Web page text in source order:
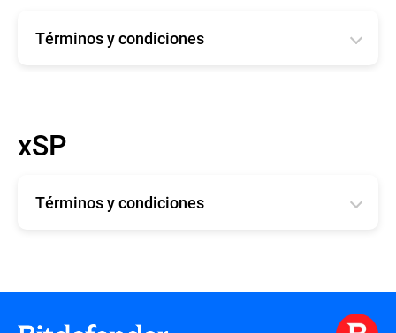
Términos y condiciones
Deutsche
Français
xSP
Términos y condiciones
para los productos xSP